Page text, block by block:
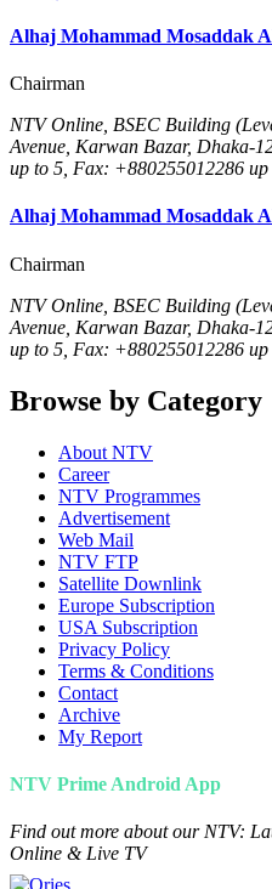
Alhaj Mohammad Mosaddak
Chairman
NTV Online, BSEC Building
Avenue, Karwan Bazar, Dhaka-
up to 5, Fax: +880255012286 up
Alhaj Mohammad Mosaddak
Chairman
NTV Online, BSEC Building
Avenue, Karwan Bazar, Dhaka-
up to 5, Fax: +880255012286 up
Browse by Category
About NTV
Career
NTV Programmes
Advertisement
Web Mail
NTV FTP
Satellite Downlink
Europe Subscription
USA Subscription
Privacy Policy
Terms & Conditions
Contact
Archive
My Report
NTV Prime Android App
Find out more about our NTV:
Online & Live TV